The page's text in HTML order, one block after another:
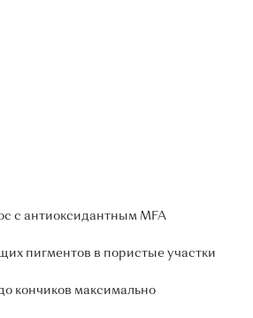
с антиоксидантным MFA
пигментов в пористые участки
кончиков максимально